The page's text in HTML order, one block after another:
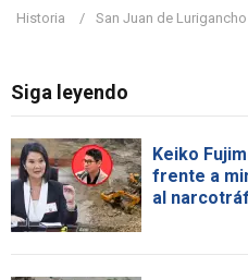
Historia
San Juan de Lurigancho
Siga leyendo
Keiko
frente a
al